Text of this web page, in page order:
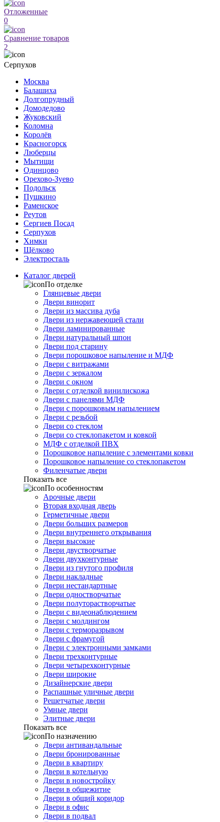
Отложенные
0
Сравнение товаров
2
Серпухов
Москва
Балашиха
Долгопрудный
Домодедово
Жуковский
Коломна
Королёв
Красногорск
Люберцы
Мытищи
Одинцово
Орехово-Зуево
Подольск
Пушкино
Раменское
Реутов
Сергиев Посад
Серпухов
Химки
Щёлково
Электросталь
Каталог дверей
По отделке
Глянцевые двери
Двери винорит
Двери из массива дуба
Двери из нержавеющей стали
Двери ламинированные
Двери натуральный шпон
Двери под старину
Двери порошковое напыление и МДФ
Двери с витражами
Двери с зеркалом
Двери с окном
Двери с отделкой винилискожа
Двери с панелями МДФ
Двери с порошковым напылением
Двери с резьбой
Двери со стеклом
Двери со стеклопакетом и ковкой
МДФ с отделкой ПВХ
Порошковое напыление с элементами ковки
Порошковое напыление со стеклопакетом
Филенчатые двери
Показать все
По особенностям
Арочные двери
Вторая входная дверь
Герметичные двери
Двери больших размеров
Двери внутреннего открывания
Двери высокие
Двери двустворчатые
Двери двухконтурные
Двери из гнутого профиля
Двери накладные
Двери нестандартные
Двери одностворчатые
Двери полуторастворчатые
Двери с видеонаблюдением
Двери с молдингом
Двери с терморазрывом
Двери с фрамугой
Двери с электронными замками
Двери трехконтурные
Двери четырехконтурные
Двери широкие
Дизайнерские двери
Распашные уличные двери
Решетчатые двери
Умные двери
Элитные двери
Показать все
По назначению
Двери антивандальные
Двери бронированные
Двери в квартиру
Двери в котельную
Двери в новостройку
Двери в общежитие
Двери в общий коридор
Двери в офис
Двери в подвал